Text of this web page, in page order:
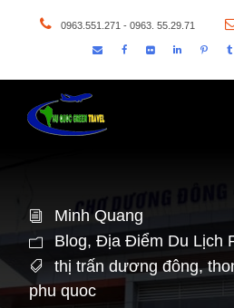
0963.551.271 - 0963. 55.29.71
Minh Quang
Blog, Địa Điểm Du Lịch
thị trấn dương đông,
phu quoc